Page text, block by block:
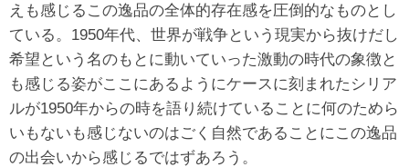
えも感じるこの逸品の全体的存在感を圧倒的なものとし
ている。1950年代、世界が戦争という現実から抜けだし
希望という名のもとに動いていった激動の時代の象徴と
も感じる姿がここにあるようにケースに刻まれたシリア
ルが1950年からの時を語り続けていることに何のためら
いもないも感じないのはごく自然であることにこの逸品
の出会いから感じるではずあろう。